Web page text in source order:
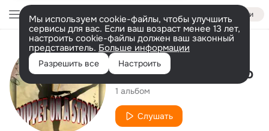
Войти
Мы используем cookie-файлы, чтобы улучшить
сервисы для вас. Если ваш возраст менее 13 лет,
настроить cookie-файлы должен ваш законный
представитель. Больше информации
Разрешить все Настроить
Исполнитель
Loirinho do universo
1 альбом
Слушать